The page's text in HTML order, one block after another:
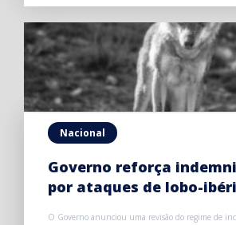
Nacional
Governo reforça
por ataques de lobo-
O Governo anunciou uma revisão do regime de